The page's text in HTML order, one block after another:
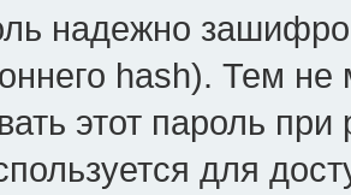
надежно
hash). Тем
этот пароль
для